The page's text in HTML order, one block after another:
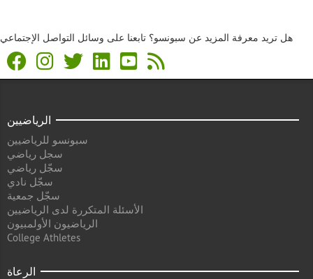
هل تريد معرفة المزيد عن سبونسو؟ تابعنا على وسائل التواصل الإجتماعي
الرياضيين
سبونسو للرياضيين
سجل رياضي
سجّل رياضي
سجّل نادي
سجّل جمعية
الأسئلة المتكررة لدى الرياضيين
الرياضيون الأولمبيون
College Athletes
الرعاة